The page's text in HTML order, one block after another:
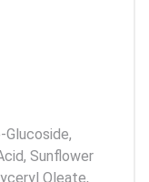
Glucoside,
Sunflower
Oleate,